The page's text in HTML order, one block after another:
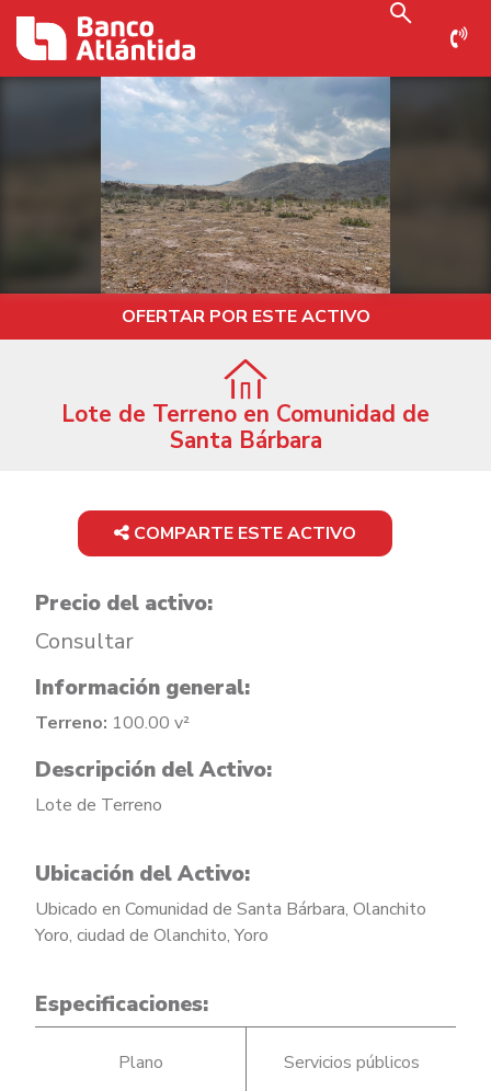
OFERTAR POR ESTE ACTIVO
Lote de Terreno en Comunidad de
Santa Bárbara
COMPARTE ESTE ACTIVO
Precio del activo:
Consultar
Información general:
Terreno: 100.00 v²
Descripción del Activo:
Lote de Terreno
Ubicación del Activo:
Ubicado en Comunidad de Santa Bárbara, Olanchito
Yoro, ciudad de Olanchito, Yoro
Especificaciones:
Plano Servicios públicos